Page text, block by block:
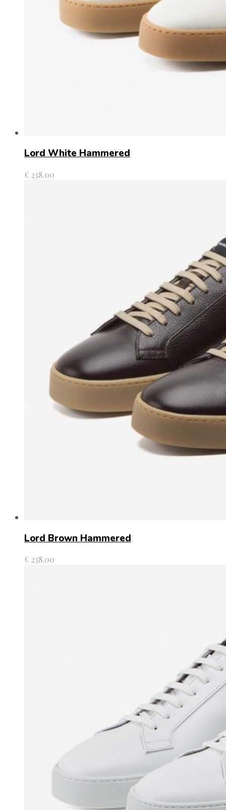
Lord White Hammered
€ 238.00
Lord Brown Hammered
€ 238.00